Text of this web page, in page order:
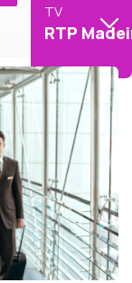
TV
RTP